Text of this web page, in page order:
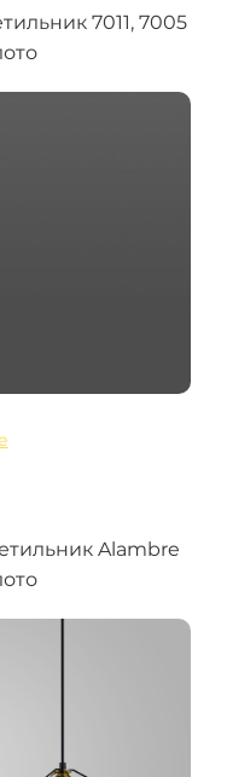
7011, 7005
Alambre